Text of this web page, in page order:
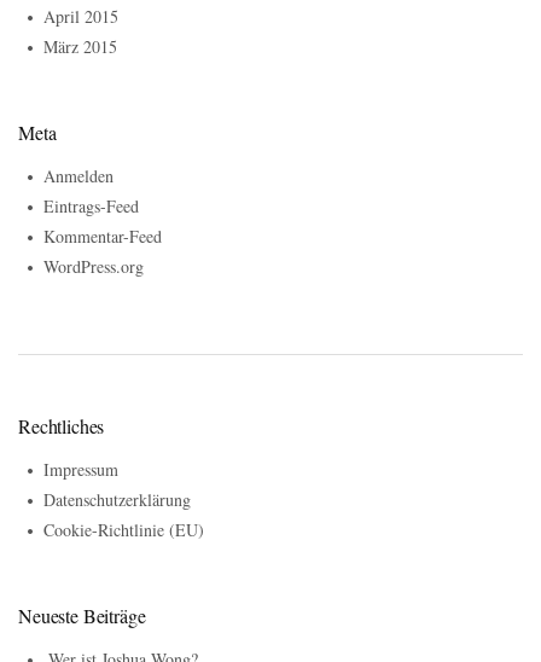
April 2015
März 2015
Meta
Anmelden
Eintrags-Feed
Kommentar-Feed
WordPress.org
Rechtliches
Impressum
Datenschutzerklärung
Cookie-Richtlinie (EU)
Neueste Beiträge